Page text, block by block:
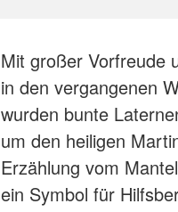
Mit großer Vorfreude
in den vergangenen
wurden bunte
um den heiligen
Erzählung vom
ein Symbol für